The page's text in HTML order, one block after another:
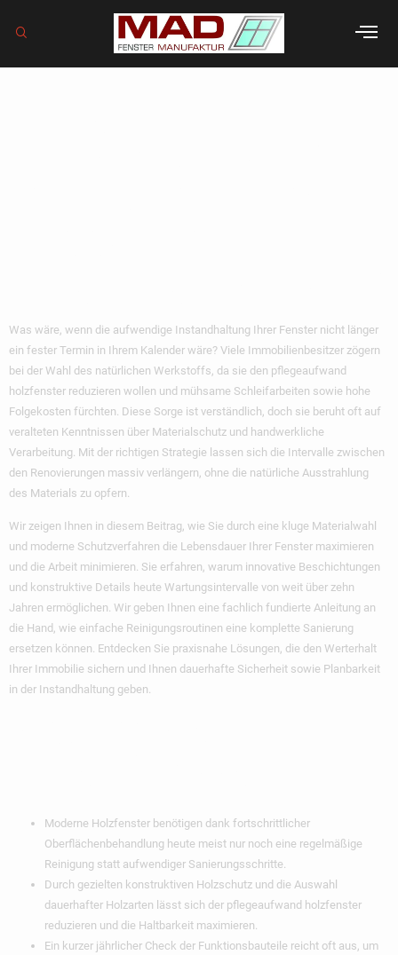
Was wäre, wenn die aufwendige Instandhaltung Ihrer Fenster nicht länger
ein fester Termin in Ihrem Kalender wäre? Viele Immobilienbesitzer zögern
bei der Wahl des natürlichen Werkstoffs, da sie den pflegeaufwand
holzfenster reduzieren wollen und mühsame Schleifarbeiten sowie hohe
Folgekosten fürchten. Diese Sorge ist verständlich, doch sie beruht oft auf
veralteten Kenntnissen über Materialschutz und handwerkliche
Verarbeitung. Mit der richtigen Strategie lassen sich die Intervalle zwischen
den Renovierungen massiv verlängern, ohne die natürliche Ausstrahlung
des Materials zu opfern.
Wir zeigen Ihnen in diesem Beitrag, wie Sie durch eine kluge Materialwahl
und moderne Schutzverfahren die Lebensdauer Ihrer Fenster maximieren
und die Arbeit minimieren. Sie erfahren, warum innovative Beschichtungen
und konstruktive Details heute Wartungsintervalle von weit über zehn
Jahren ermöglichen. Wir geben Ihnen eine fachlich fundierte Anleitung an
die Hand, wie einfache Reinigungsroutinen eine komplette Sanierung
ersetzen können. Entdecken Sie praxisnahe Lösungen, die den Werterhalt
Ihrer Immobilie sichern und Ihnen dauerhafte Sicherheit sowie Planbarkeit
in der Instandhaltung geben.
Moderne Holzfenster benötigen dank fortschrittlicher
Oberflächenbehandlung heute meist nur noch eine regelmäßige
Reinigung statt aufwendiger Sanierungsschritte.
Durch gezielten konstruktiven Holzschutz und die Auswahl
dauerhafter Holzarten lässt sich der pflegeaufwand holzfenster
reduzieren und die Haltbarkeit maximieren.
Ein kurzer jährlicher Check der Funktionsbauteile reicht oft aus, um